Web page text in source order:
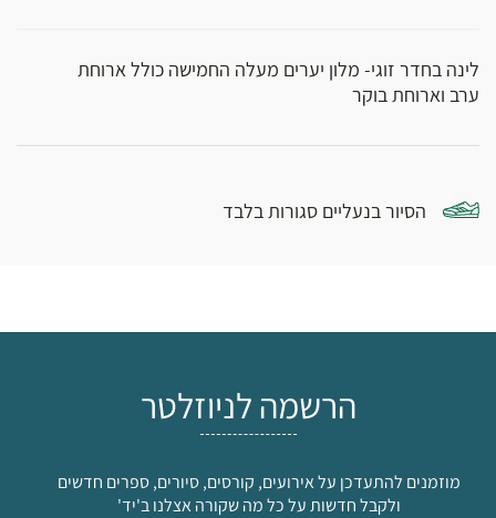
לינה בחדר זוגי- מלון יערים מעלה החמישה כולל ארוחת
ערב וארוחת בוקר
הסיור בנעליים סגורות בלבד
הרשמה לניוזלטר
מוזמנים להתעדכן על אירועים, קורסים, סיורים, ספרים חדשים
ולקבל חדשות על כל מה שקורה אצלנו ב'יד'